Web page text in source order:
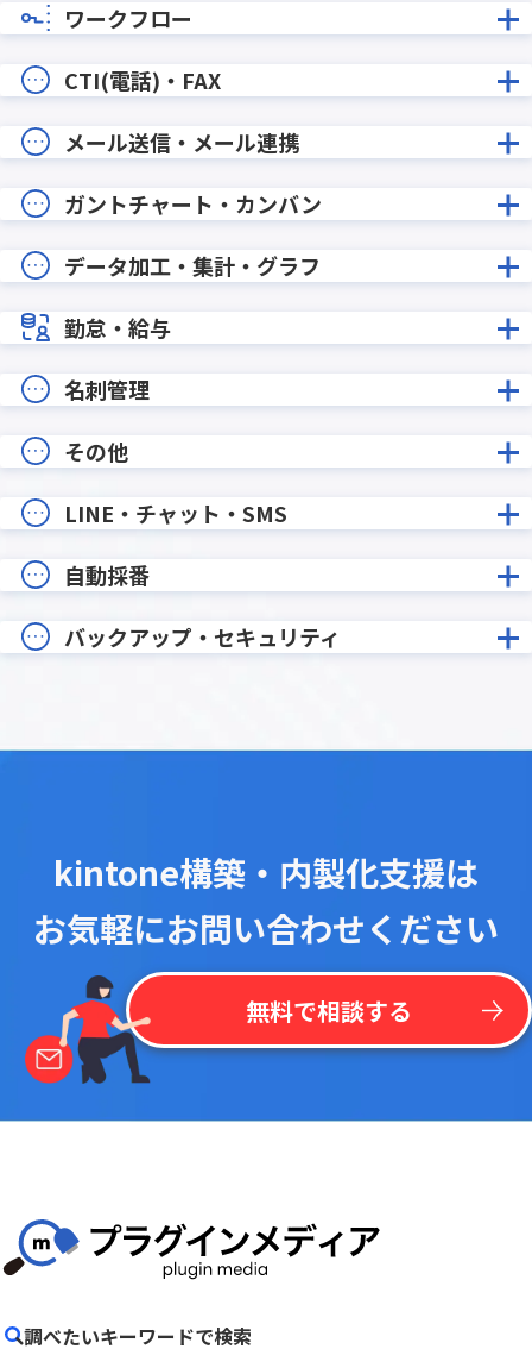
ワークフロー
CTI(電話)・FAX
メール送信・メール連携
ガントチャート・カンバン
データ加工・集計・グラフ
勤怠・給与
名刺管理
その他
LINE・チャット・SMS
自動採番
バックアップ・セキュリティ
kintone構築・内製化支援は
お気軽にお問い合わせください
無料で相談する
調べたいキーワードで検索